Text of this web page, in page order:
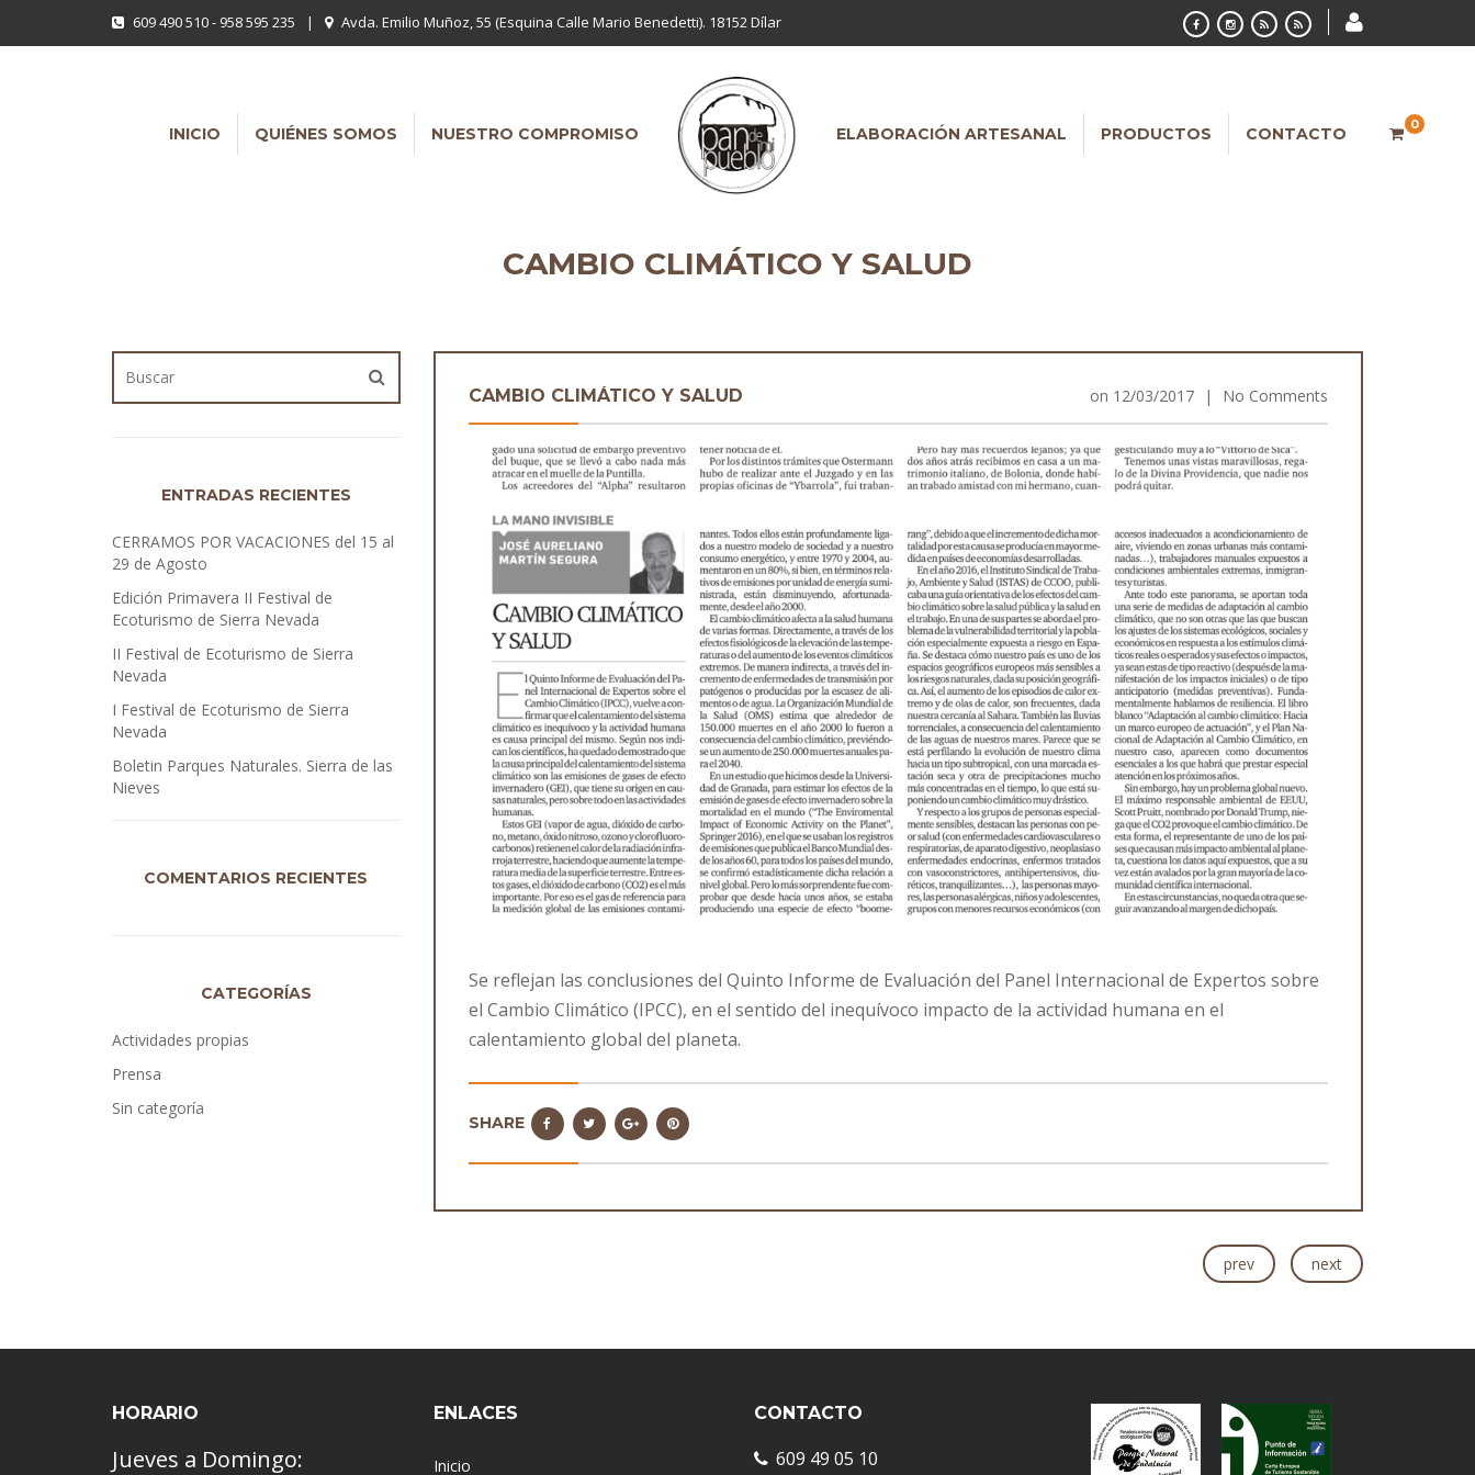
609 490 510 - 958 595 235 | Avda. Emilio Muñoz, 55 (Esquina Calle Mario Benedetti). 18152 Dílar
INICIO QUIÉNES SOMOS NUESTRO COMPROMISO ELABORACIÓN ARTESANAL PRODUCTOS CONTACTO 0
CAMBIO CLIMÁTICO Y SALUD
CAMBIO CLIMÁTICO Y SALUD on 12/03/2017 | No Comments
Se reflejan las conclusiones del Quinto Informe de Evaluación del Panel Internacional de Expertos sobre
el Cambio Climático (IPCC), en el sentido del inequívoco impacto de la actividad humana en el
calentamiento global del planeta.
SHARE
prev next
ENTRADAS RECIENTES
CERRAMOS POR VACACIONES del 15 al
29 de Agosto
Edición Primavera II Festival de
Ecoturismo de Sierra Nevada
II Festival de Ecoturismo de Sierra
Nevada
I Festival de Ecoturismo de Sierra
Nevada
Boletin Parques Naturales. Sierra de las
Nieves
COMENTARIOS RECIENTES
CATEGORÍAS
Actividades propias
Prensa
Sin categoría
HORARIO
Jueves a Domingo:
ENLACES
Inicio
CONTACTO
609 49 05 10